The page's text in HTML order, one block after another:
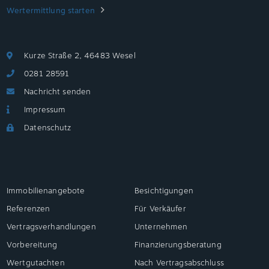
Wertermittlung starten
Kurze Straße 2, 46483 Wesel
0281 28591
Nachricht senden
Impressum
Datenschutz
Immobilienangebote
Besichtigungen
Referenzen
Für Verkäufer
Vertragsverhandlungen
Unternehmen
Vorbereitung
Finanzierungsberatung
Wertgutachten
Nach Vertragsabschluss